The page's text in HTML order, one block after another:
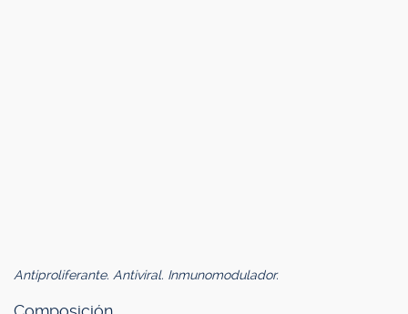
Antiproliferante. Antiviral. Inmunomodulador.